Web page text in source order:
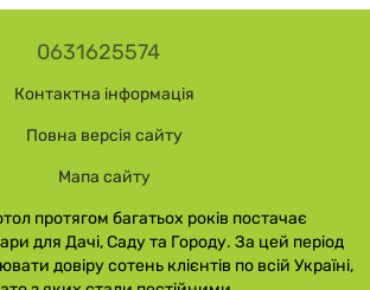
0631625574
Контактна інформація
Повна версія сайту
Мапа сайту
протягом багатьох років постачає
для Дачі, Саду та Городу. За цей період
довіру сотень клієнтів по всій Україні,